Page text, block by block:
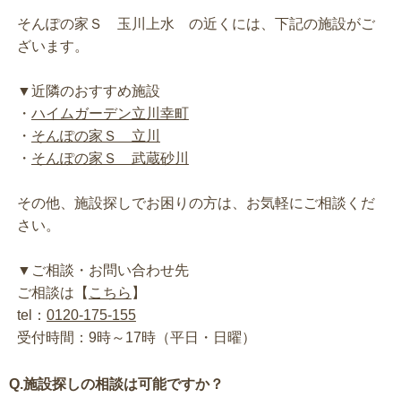
そんぽの家Ｓ 玉川上水 の近くには、下記の施設がご
ざいます。
▼近隣のおすすめ施設
・ ハイムガーデン立川幸町
・ そんぽの家Ｓ 立川
・ そんぽの家Ｓ 武蔵砂川
その他、施設探しでお困りの方は、お気軽にご相談くだ
さい。
▼ご相談・お問い合わせ先
ご相談は【 こちら 】
tel： 0120-175-155
受付時間：9時～17時（平日・日曜）
Q.施設探しの相談は可能ですか？